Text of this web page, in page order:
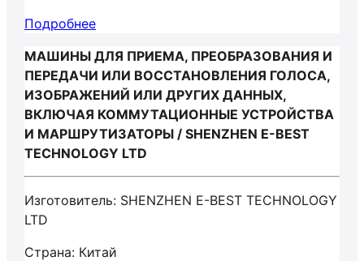
Подробнее
МАШИНЫ ДЛЯ ПРИЕМА, ПРЕОБРАЗОВАНИЯ И
ПЕРЕДАЧИ ИЛИ ВОССТАНОВЛЕНИЯ ГОЛОСА,
ИЗОБРАЖЕНИЙ ИЛИ ДРУГИХ ДАННЫХ,
ВКЛЮЧАЯ КОММУТАЦИОННЫЕ УСТРОЙСТВА
И МАРШРУТИЗАТОРЫ / SHENZHEN E-BEST
TECHNOLOGY LTD
Изготовитель: SHENZHEN E-BEST TECHNOLOGY
LTD
Страна: Китай